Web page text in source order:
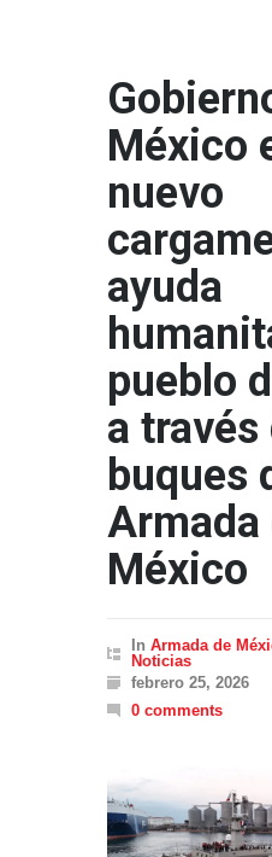
México
nuevo
ayuda
pueblo
a través
buques
Armada
México
In Armada de
Noticias
febrero 25, 2026
0 comments